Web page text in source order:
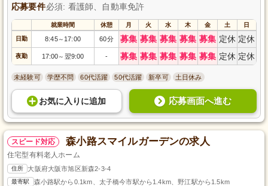
応募要件必須: 看護師、自動車免許
就業時間 休憩 月 火 水 木 金 土 日
日勤 8:45～ 17:00 60分 募集 募集 募集 募集 募集 定休 定休
夜勤 17:00～ 翌9:00 - 募集 募集 募集 募集 募集 定休 定休
未経験可 学歴不問 60代活躍 50代活躍 新卒可 土日休み
お気に入り に追加 応募画面へ進む
スピード対応 森小路スマイルガーデンの求人
住宅型有料老人ホーム
住所 大阪府大阪市旭区新森2-3-4
最寄駅 森小路駅から0.1km、太子橋今市駅から1.4km、野江駅から1.5km